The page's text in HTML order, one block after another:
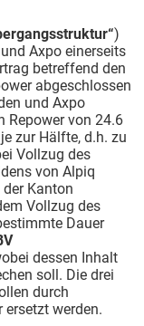
)
Axpo einerseits
betreffend den
abgeschlossen
und Axpo
Repower von 24.6
zur Hälfte, d.h. zu
Vollzug des
von Alpiq
Kanton
Vollzug des
Dauer
dessen Inhalt
soll. Die drei
durch
werden.